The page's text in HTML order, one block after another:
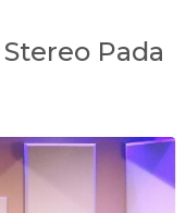
Pada